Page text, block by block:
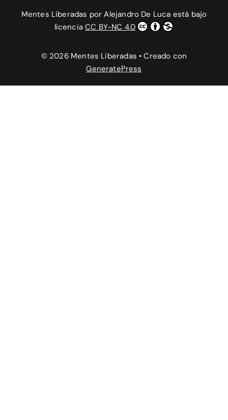
Mentes Liberadas porAlejandro De Luca está bajo
licenciaCC BY-NC 4.0
© 2026 Mentes Liberadas • Creado con
GeneratePress